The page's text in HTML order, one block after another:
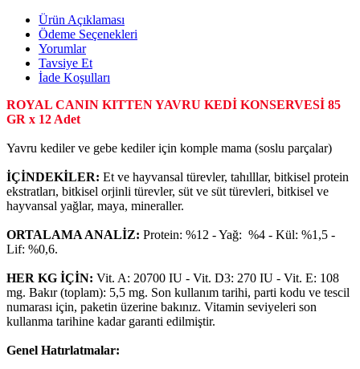
Ürün Açıklaması
Ödeme Seçenekleri
Yorumlar
Tavsiye Et
İade Koşulları
ROYAL CANIN KITTEN YAVRU KEDİ KONSERVESİ 85
GR x 12 Adet
Yavru kediler ve gebe kediler için komple mama (soslu parçalar)
İÇİNDEKİLER: Et ve hayvansal türevler, tahılllar, bitkisel protein
ekstratları, bitkisel orjinli türevler, süt ve süt türevleri, bitkisel ve
hayvansal yağlar, maya, mineraller.
ORTALAMA ANALİZ: Protein: %12 - Yağ: %4 - Kül: %1,5 -
Lif: %0,6.
HER KG İÇİN: Vit. A: 20700 IU - Vit. D3: 270 IU - Vit. E: 108
mg. Bakır (toplam): 5,5 mg. Son kullanım tarihi, parti kodu ve tescil
numarası için, paketin üzerine bakınız. Vitamin seviyeleri son
kullanma tarihine kadar garanti edilmiştir.
Genel Hatırlatmalar: